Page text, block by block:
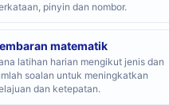
pinyin dan nombor.
matematik
latihan harian mengikut jenis dan
soalan untuk meningkatkan
dan ketepatan.